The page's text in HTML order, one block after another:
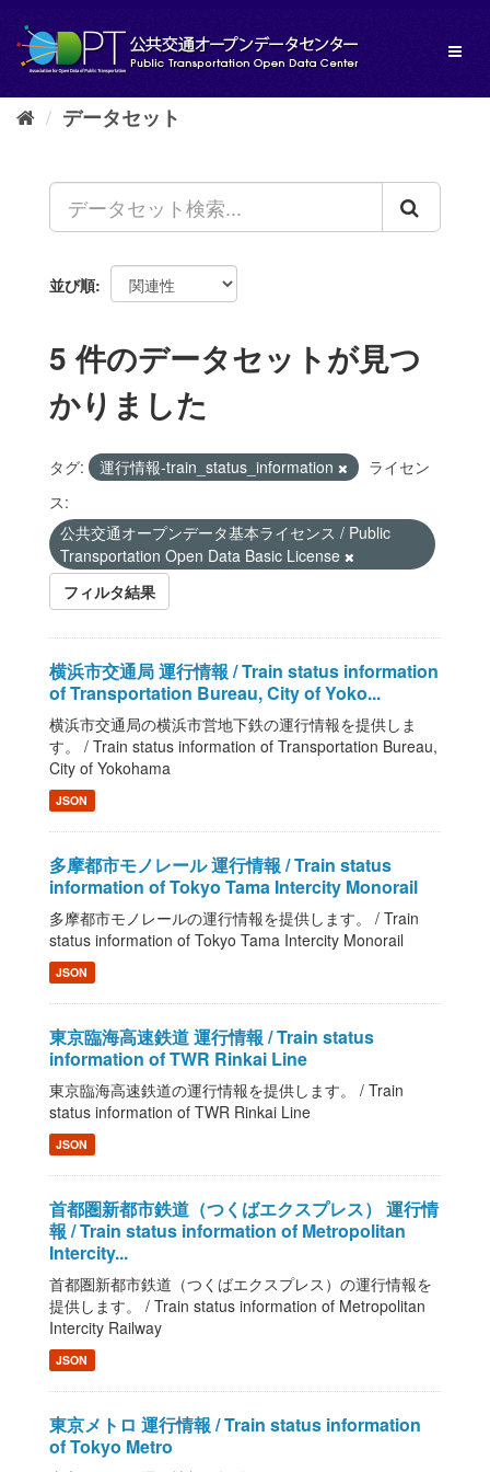
し
データセット
並び順
5 件のデータセットが見つ
かりました
タグ: 運行情報-train_status_information
ライセン
ス:
公共交通オープンデータ基本ライセンス / Public
Transportation Open Data Basic License
フィルタ結果
横浜市交通局 運行情報 / Train status information
of Transportation Bureau, City of Yoko...
横浜市交通局の横浜市営地下鉄の運行情報を提供しま
す。 / Train status information of Transportation Bureau,
City of Yokohama
JSON
多摩都市モノレール 運行情報 / Train status
information of Tokyo Tama Intercity Monorail
多摩都市モノレールの運行情報を提供します。 / Train
status information of Tokyo Tama Intercity Monorail
JSON
東京臨海高速鉄道 運行情報 / Train status
information of TWR Rinkai Line
東京臨海高速鉄道の運行情報を提供します。 / Train
status information of TWR Rinkai Line
JSON
首都圏新都市鉄道（つくばエクスプレス） 運行情
報 / Train status information of Metropolitan
Intercity...
首都圏新都市鉄道（つくばエクスプレス）の運行情報を
提供します。 / Train status information of Metropolitan
Intercity Railway
JSON
東京メトロ 運行情報 / Train status information
of Tokyo Metro